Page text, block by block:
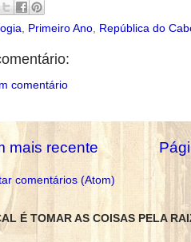
Primeiro Ano República do
comentário
mais recente
comentários (Atom)
É TOMAR AS COISAS PELA